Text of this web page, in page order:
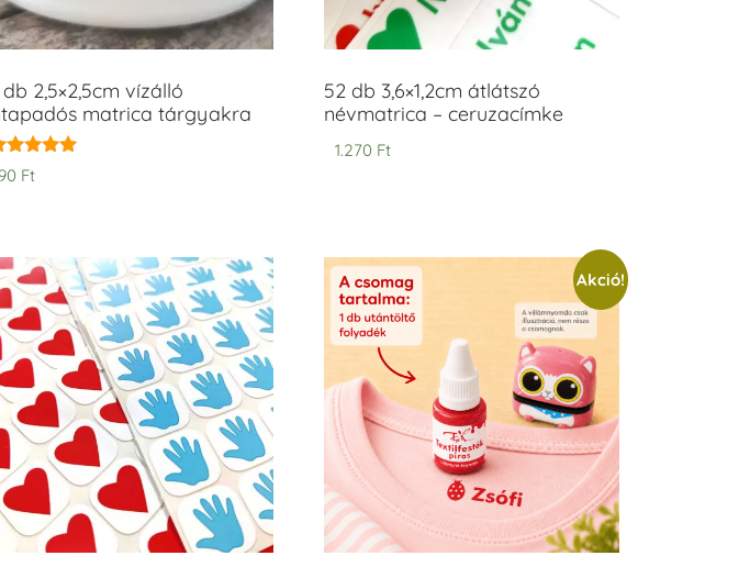
db 2,5×2,5cm vízálló
matrica tárgyakra
Ft
52 db 3,6×1,2cm átlátszó
névmatrica – ceruzacímke
1.270 Ft
Akció!